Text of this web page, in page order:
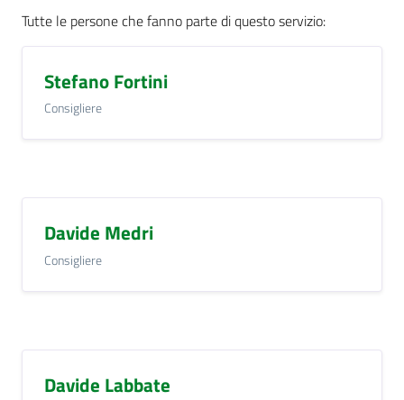
Tutte le persone che fanno parte di questo servizio:
Stefano Fortini
Consigliere
Davide Medri
Consigliere
Davide Labbate